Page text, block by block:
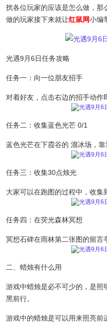
扰各位玩家的应该是怎么做，那
做的玩家接下来就让红鼠网小编
光遇9月6日任务攻略
任务一：向一位朋友招手
对着好友，点击右边的招手动作
任务二：收集蓝色光芒 0/1
蓝色光芒在下霞谷的 溜冰场，靠
任务三：收集30点烛光
大家可以在跑图的过程中，收集
任务四：在荧光森林冥想
冥想石碑在雨林第二张图的留言
二、蜡烛有什么用
游戏中蜡烛是必不可少的，是
黑前行。
游戏中的蜡烛是可以用来照亮前